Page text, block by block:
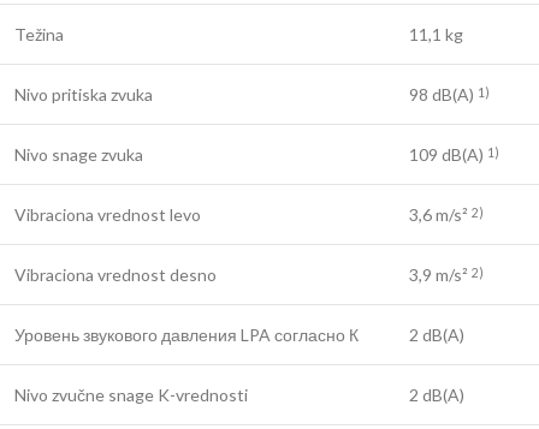
Težina 11,1 kg
Nivo pritiska zvuka 98 dB(A) 1)
Nivo snage zvuka 109 dB(A) 1)
Vibraciona vrednost levo 3,6 m/s² 2)
Vibraciona vrednost desno 3,9 m/s² 2)
Уровень звукового давления LPA согласно К 2 dB(A)
Nivo zvučne snage K-vrednosti 2 dB(A)